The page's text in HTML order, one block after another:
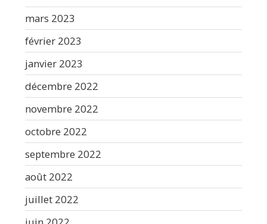
mars 2023
février 2023
janvier 2023
décembre 2022
novembre 2022
octobre 2022
septembre 2022
août 2022
juillet 2022